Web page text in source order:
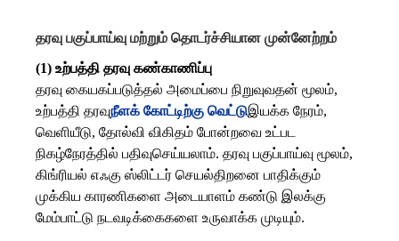
தரவு பகுப்பாய்வு மற்றும் தொடர்ச்சியான முன்னேற்றம்
(1) உற்பத்தி தரவு கண்காணிப்பு
தரவு கையகப்படுத்தல் அமைப்பை நிறுவுவதன் மூலம்,
உற்பத்தி தரவுநீளக் கோட்டிற்கு வெட்டுஇயக்க நேரம்,
வெளியீடு, தோல்வி விகிதம் போன்றவை உட்பட
நிகழ்நேரத்தில் பதிவுசெய்யலாம். தரவு பகுப்பாய்வு மூலம்,
கிங்ரியல் எஃகு ஸ்லிட்டர் செயல்திறனை பாதிக்கும்
முக்கிய காரணிகளை அடையாளம் கண்டு இலக்கு
மேம்பாட்டு நடவடிக்கைகளை உருவாக்க முடியும்.